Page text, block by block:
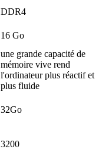
DDR4
16 Go
une grande capacité de
mémoire vive rend
l'ordinateur plus réactif et
plus fluide
32Go
3200